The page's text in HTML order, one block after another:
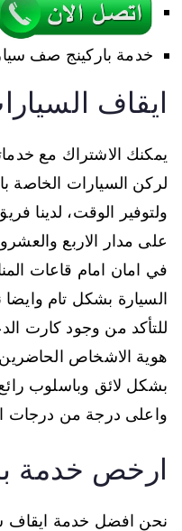
خدمة باركينج صف
ايقاف
يمكنك الاشتراك مع
لركن السيارات الخاصة
ولتوفير الوقت، لدينا
على مدار الاربع
في امان امام قاعات
السيارة بشكل تام
للتأكد من وجود كارت
هوية الاشخاص
بشكل لائق وباسلوب
واعلى درجة من درجات
ارخص خدمة
نحن افضل خدمة ايقاف